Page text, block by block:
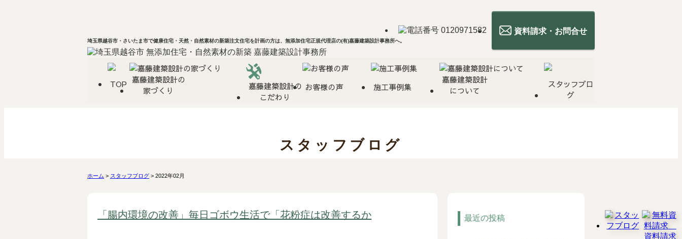
埼玉県越谷市・さいたま市で健康住宅・天然・自然素材の新築注文住宅を計画の方は、無添加住宅正規代理店の(有)嘉藤建築設計事務所へ。
資料請求・お問合せ
TOP 嘉藤建築設計の
家づくり
嘉藤建築設計の
こだわり
お客様の声 施工事例集
嘉藤建築設計
について
スタッフブロ
グ
スタッフブログ
ホーム > スタッフブログ > 2022年02月
「腸内環境の改善」毎日ゴボウ生活で「花粉症は改善するか 最近の投稿